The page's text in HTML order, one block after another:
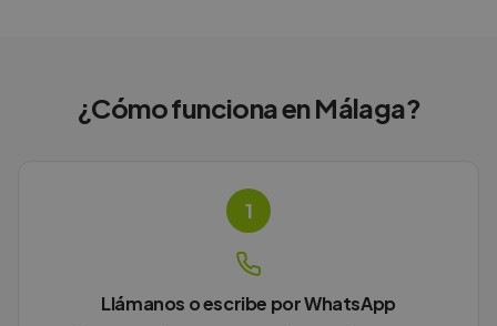
¿Cómo funciona enMálaga?
1
Llámanos o escribe por WhatsApp